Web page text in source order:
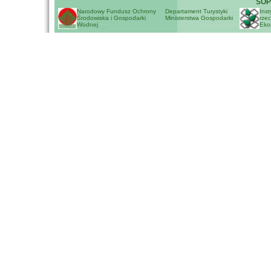
Narodowy Fundusz Ochrony
Środowiska i Gospodarki
Wodnej
Departament Turystyki
Ministerstwa Gospodarki